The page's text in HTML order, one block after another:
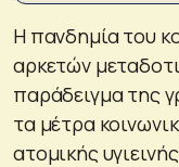
Η πανδημία του
αρκετών
παράδειγμα της
τα μέτρα
ατομικής